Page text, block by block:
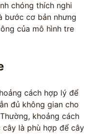
chóng thích nghi
bước cơ bản nhưng
của mô hình tre
cách hợp lý để
đủ không gian cho
khoảng cách
là phù hợp để cây